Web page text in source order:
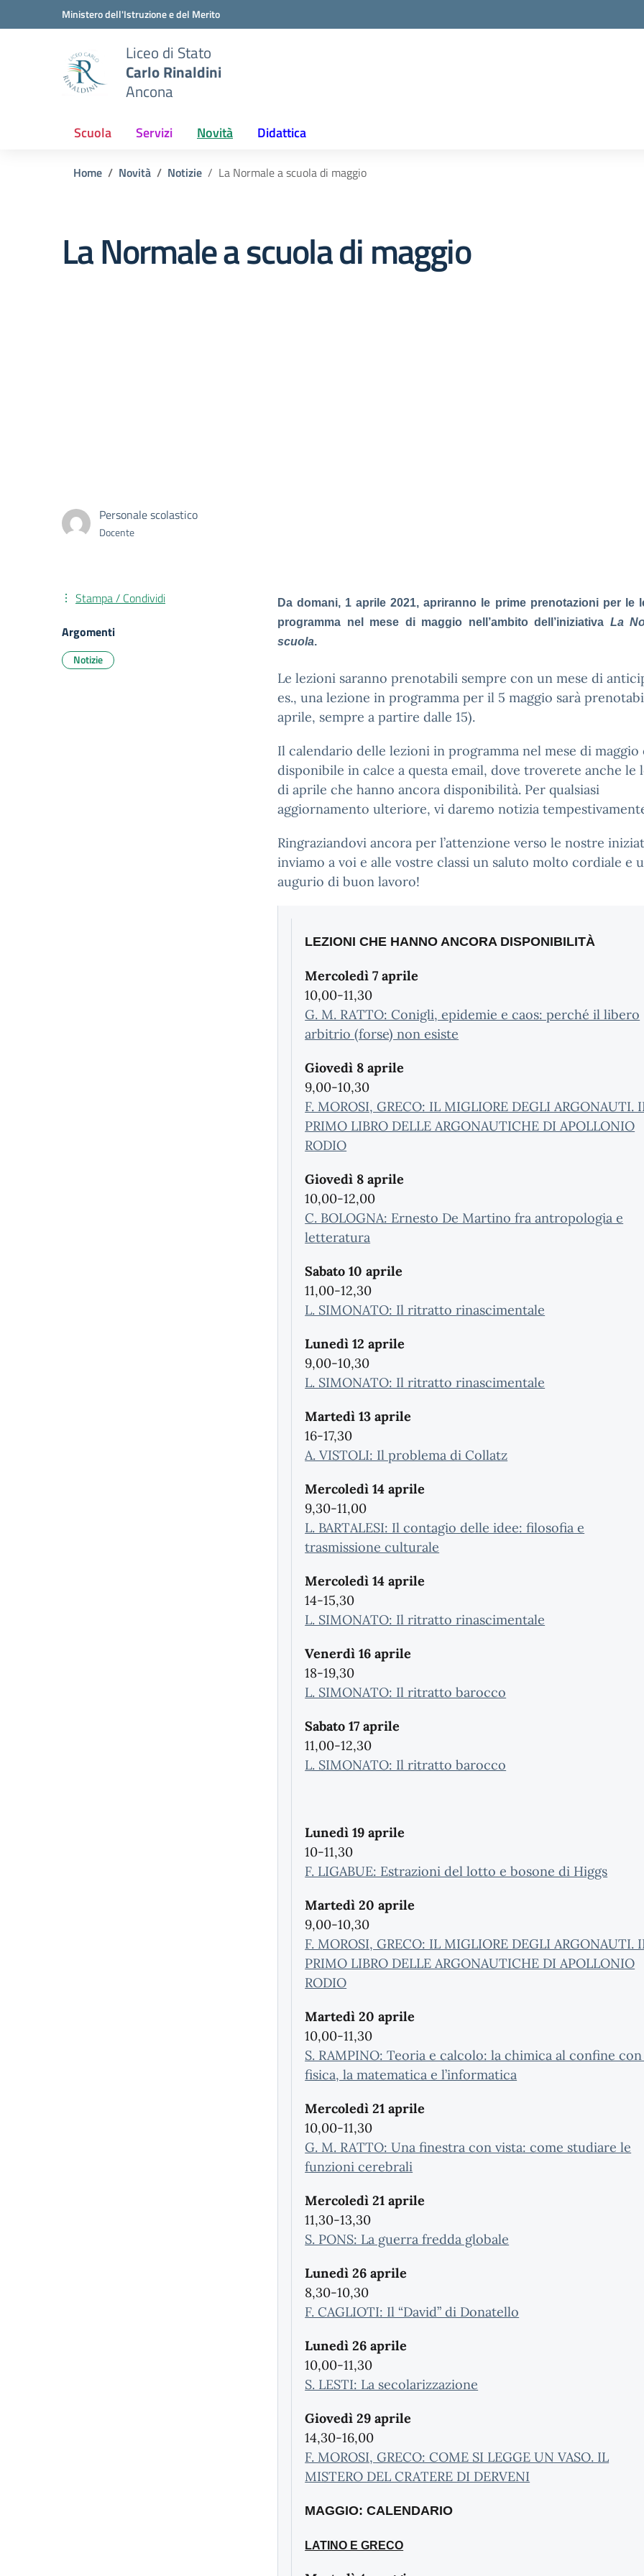
Vai ai contenuti
Vai al menu di navigazioneMinistero dell'Istruzione e del Merito
Liceo di Stato
Carlo Rinaldini
Ancona
Scuola Servizi Novità Didattica
Home Novità Notizie La Normale a scuola di maggio
La Normale a scuola di maggio
Personale scolastico
Docente
Da domani, 1 aprile 2021, apriranno le prime prenotazioni per le
programma nel mese di maggio nell’ambito dell’iniziativa La
scuola.
Le lezioni saranno prenotabili sempre con un mese di
es., una lezione in programma per il 5 maggio sarà
aprile, sempre a partire dalle 15).
Il calendario delle lezioni in programma nel mese di maggio
disponibile in calce a questa email, dove troverete anche le
di aprile che hanno ancora disponibilità. Per qualsiasi
aggiornamento ulteriore, vi daremo notizia
Ringraziandovi ancora per l’attenzione verso le nostre
inviamo a voi e alle vostre classi un saluto molto cordiale e
augurio di buon lavoro!
LEZIONI CHE HANNO ANCORA DISPONIBILITÀ
Mercoledì 7 aprile
10,00-11,30
G. M. RATTO: Conigli, epidemie e caos: perché il libero
arbitrio (forse) non esiste
Giovedì 8 aprile
9,00-10,30
F. MOROSI, GRECO: IL MIGLIORE DEGLI ARGONAUTI.
PRIMO LIBRO DELLE ARGONAUTICHE DI APOLLONIO
RODIO
Giovedì 8 aprile
10,00-12,00
C. BOLOGNA: Ernesto De Martino fra antropologia e
letteratura
Sabato 10 aprile
11,00-12,30
L. SIMONATO: Il ritratto rinascimentale
Lunedì 12 aprile
9,00-10,30
L. SIMONATO: Il ritratto rinascimentale
Martedì 13 aprile
16-17,30
A. VISTOLI: Il problema di Collatz
Mercoledì 14 aprile
9,30-11,00
L. BARTALESI: Il contagio delle idee: filosofia e
trasmissione culturale
Mercoledì 14 aprile
14-15,30
L. SIMONATO: Il ritratto rinascimentale
Venerdì 16 aprile
18-19,30
L. SIMONATO: Il ritratto barocco
Sabato 17 aprile
11,00-12,30
L. SIMONATO: Il ritratto barocco
Lunedì 19 aprile
10-11,30
F. LIGABUE: Estrazioni del lotto e bosone di Higgs
Martedì 20 aprile
9,00-10,30
F. MOROSI, GRECO: IL MIGLIORE DEGLI ARGONAUTI.
PRIMO LIBRO DELLE ARGONAUTICHE DI APOLLONIO
RODIO
Martedì 20 aprile
10,00-11,30
S. RAMPINO: Teoria e calcolo: la chimica al confine
fisica, la matematica e l’informatica
Mercoledì 21 aprile
10,00-11,30
G. M. RATTO: Una finestra con vista: come studiare le
funzioni cerebrali
Mercoledì 21 aprile
11,30-13,30
S. PONS: La guerra fredda globale
Lunedì 26 aprile
8,30-10,30
F. CAGLIOTI: Il “David” di Donatello
Lunedì 26 aprile
10,00-11,30
S. LESTI: La secolarizzazione
Giovedì 29 aprile
14,30-16,00
F. MOROSI, GRECO: COME SI LEGGE UN VASO. IL
MISTERO DEL CRATERE DI DERVENI
MAGGIO: CALENDARIO
LATINO E GRECO
Stampa / Condividi
Argomenti
Notizie